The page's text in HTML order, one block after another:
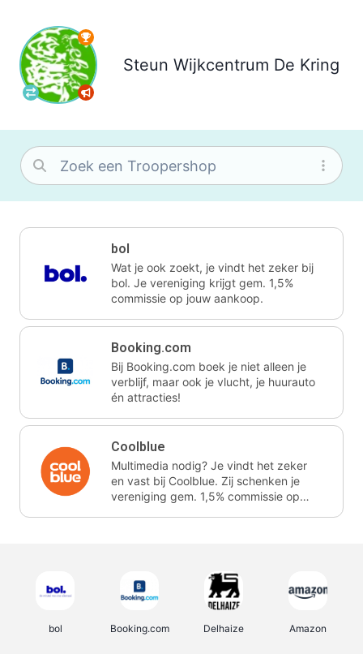
Steun Wijkcentrum De Kring
bol
Wat je ook zoekt, je vindt het zeker bij
bol. Je vereniging krijgt gem. 1,5%
commissie op jouw aankoop.
Booking.com
Bij Booking.com boek je niet alleen je
verblijf, maar ook je vlucht, je huurauto
én attracties!
Coolblue
Multimedia nodig? Je vindt het zeker
en vast bij Coolblue. Zij schenken je
vereniging gem. 1,5% commissie op
bol Booking.com Delhaize Amazon